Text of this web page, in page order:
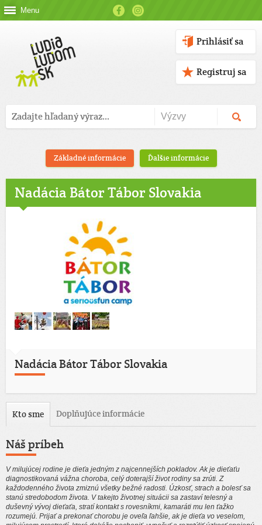
Menu
Prihlásiť sa
Registruj sa
Základné informácie Ďalšie informácie
Nadácia Bátor Tábor Slovakia
Nadácia Bátor Tábor Slovakia
Kto sme Doplňujúce informácie
Náš príbeh
V milujúcej rodine je dieťa jedným z najcennejších pokladov. Ak je dieťaťu
diagnostikovaná vážna choroba, celý doterajší život rodiny sa zrúti. Z
každodenného života zmiznú všetky bežné radosti. Úzkosť, strach a bolesť sa
stanú stredobodom života. V takejto životnej situácii sa zastaví telesný a
duševný vývoj dieťaťa, stratí kontakt s rovesníkmi, kamaráti mu len ťažko
rozumejú. Prijať a prekonať chorobu je oveľa ľahšie, ak je dieťa vo veselom,